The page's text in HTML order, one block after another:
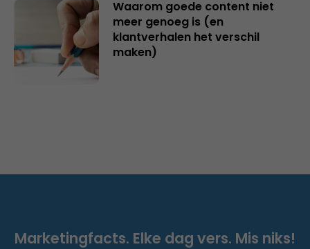
Waarom goede content niet
meer genoeg is (en
klantverhalen het verschil
maken)
Marketingfacts. Elke dag vers. Mis niks!